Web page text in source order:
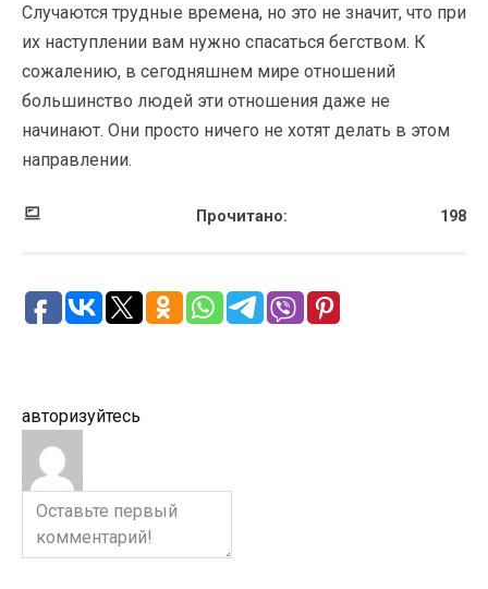
Случаются трудные времена, но это не значит, что при
их наступлении вам нужно спасаться бегством. К
сожалению, в сегодняшнем мире отношений
большинство людей эти отношения даже не
начинают. Они просто ничего не хотят делать в этом
направлении.
Прочитано: 198
авторизуйтесь